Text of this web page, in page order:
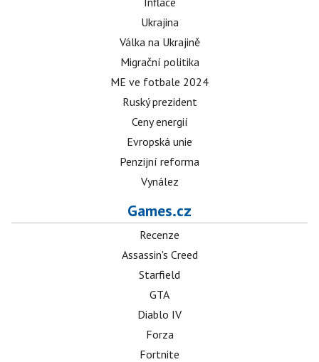
Ukrajina
Válka na Ukrajině
Migrační politika
ME ve fotbale 2024
Ruský prezident
Ceny energií
Evropská unie
Penzijní reforma
Vynález
Games.cz
Recenze
Assassin's Creed
Starfield
GTA
Diablo IV
Forza
Fortnite